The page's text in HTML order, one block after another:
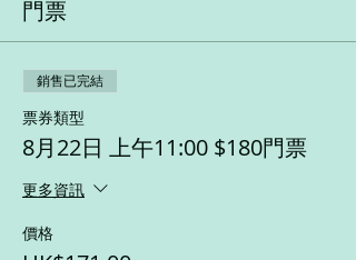
日期：2021年 8 月22日
地點：西九文化區 戲曲中心大劇院
票價：$380・$280・$180
表演詳情：
https://www.westkowloon.hk/tc/kbfds
（大小同價）
如家長透過 Get Set Parents 訂購門票，可享
門票
銷售已完結
票券類型
8月22日 上午11:00 $180門票
更多資訊
價格